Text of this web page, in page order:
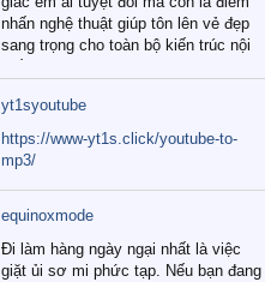
nhấn nghệ thuật giúp tôn lên vẻ đẹp
sang trọng cho toàn bộ kiến trúc nội
Tuy nhiên, giữa thị trường đa dạng
với vô vàn thương hiệu và mẫu mã
như hiện nay, làm thế nào để chọn
được những bộ chăn ga gối đệm cao
cấp thực sự chất lượng, phù hợp với
khí hậu và nhu cầu sử dụng của gia
đình? Hãy cùng chúng tôi đi tìm lời
giải đáp chi tiết qua bài viết dưới đây.
yt1syoutube
https://www-yt1s.click/youtube-to-
mp3/
equinoxmode
Đi làm hàng ngày ngại nhất là việc
giặt ủi sơ mi phức tạp. Nếu bạn đang